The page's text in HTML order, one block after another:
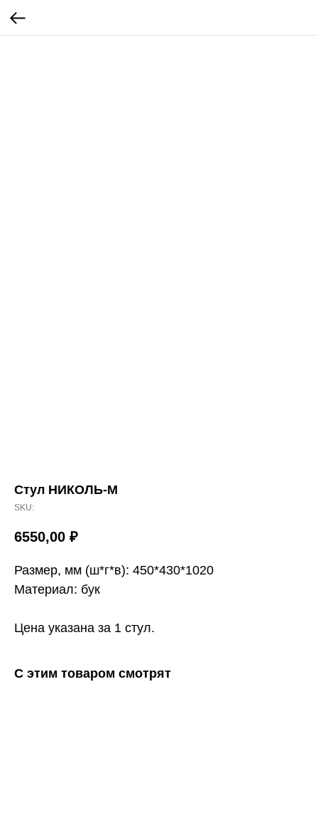
Стул НИКОЛЬ-М
SKU:
6550,00 ₽
Размер, мм (ш*г*в): 450*430*1020
Материал: бук
Цена указана за 1 стул.
С этим товаром смотрят